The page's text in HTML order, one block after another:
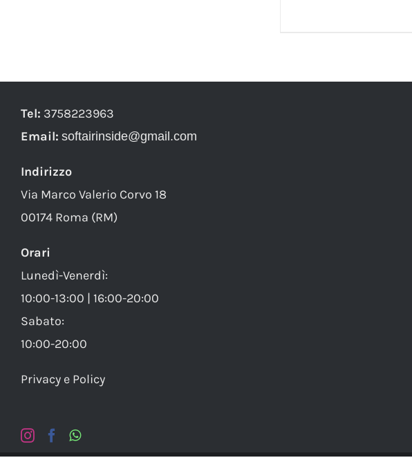
Tel: 3758223963
Email: softairinside@gmail.com
Indirizzo
Via Marco Valerio Corvo 18
00174 Roma (RM)
Orari
Lunedì-Venerdì:
10:00-13:00 | 16:00-20:00
Sabato:
10:00-20:00
Privacy e Policy